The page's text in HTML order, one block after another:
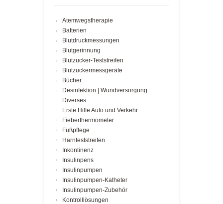
Atemwegstherapie
Batterien
Blutdruckmessungen
Blutgerinnung
Blutzucker-Teststreifen
Blutzuckermessgeräte
Bücher
Desinfektion | Wundversorgung
Diverses
Erste Hilfe Auto und Verkehr
Fieberthermometer
Fußpflege
Harnteststreifen
Inkontinenz
Insulinpens
Insulinpumpen
Insulinpumpen-Katheter
Insulinpumpen-Zubehör
Kontrolllösungen